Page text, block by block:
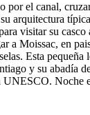
por el canal,
arquitectura
visitar su
a Moissac, en
Esta pequeña
y su abadía
UNESCO. Noche